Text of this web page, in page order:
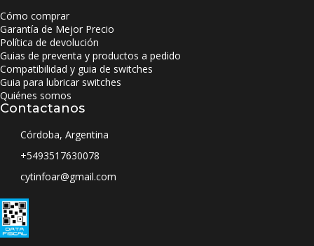
Cómo comprar
Garantía de Mejor Precio
Política de devolución
Guias de preventa y productos a pedido
Compatibilidad y guia de switches
Guia para lubricar switches
Quiénes somos
Contactanos
Córdoba, Argentina
+5493517630078
cytinfoar@gmail.com